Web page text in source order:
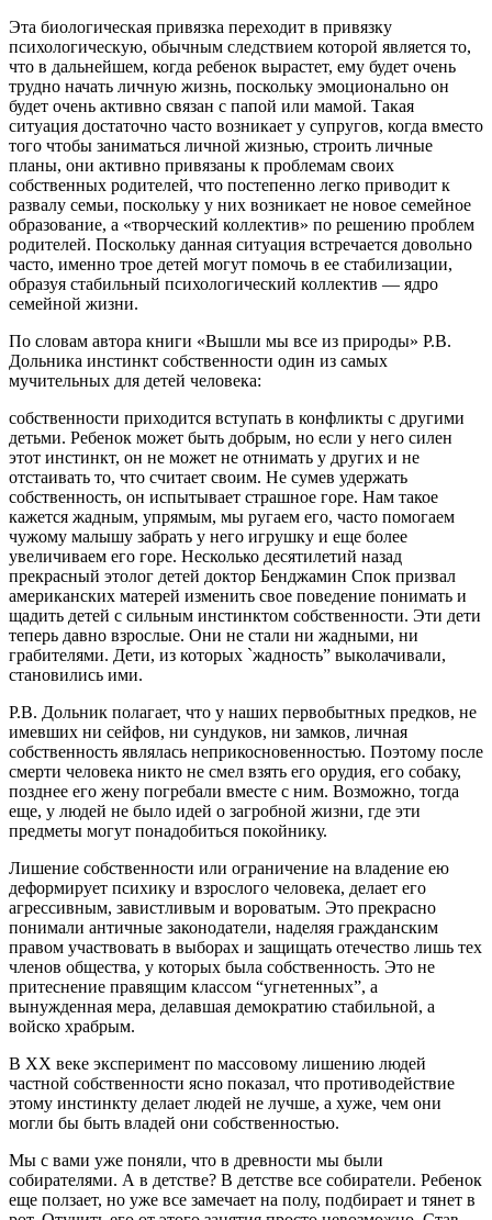
Эта биологическая привязка переходит в привязку
психологическую, обычным следствием которой является то,
что в дальнейшем, когда ребенок вырастет, ему будет очень
трудно начать личную жизнь, поскольку эмоционально он
будет очень активно связан с папой или мамой. Такая
ситуация достаточно часто возникает у супругов, когда вместо
того чтобы заниматься личной жизнью, строить личные
планы, они активно привязаны к проблемам своих
собственных родителей, что постепенно легко приводит к
развалу семьи, поскольку у них возникает не новое семейное
образование, а «творческий коллектив» по решению проблем
родителей. Поскольку данная ситуация встречается довольно
часто, именно трое детей могут помочь в ее стабилизации,
образуя стабильный психологический коллектив — ядро
семейной жизни.
По словам автора книги «Вышли мы все из природы» Р.В.
Дольника инстинкт собственности один из самых
мучительных для детей человека:
собственности приходится вступать в конфликты с другими
детьми. Ребенок может быть добрым, но если у него силен
этот инстинкт, он не может не отнимать у других и не
отстаивать то, что считает своим. Не сумев удержать
собственность, он испытывает страшное горе. Нам такое
кажется жадным, упрямым, мы ругаем его, часто помогаем
чужому малышу забрать у него игрушку и еще более
увеличиваем его горе. Несколько десятилетий назад
прекрасный этолог детей доктор Бенджамин Спок призвал
американских матерей изменить свое поведение понимать и
щадить детей с сильным инстинктом собственности. Эти дети
теперь давно взрослые. Они не стали ни жадными, ни
грабителями. Дети, из которых `жадность” выколачивали,
становились ими.
Р.В. Дольник полагает, что у наших первобытных предков, не
имевших ни сейфов, ни сундуков, ни замков, личная
собственность являлась неприкосновенностью. Поэтому после
смерти человека никто не смел взять его орудия, его собаку,
позднее его жену погребали вместе с ним. Возможно, тогда
еще, у людей не было идей о загробной жизни, где эти
предметы могут понадобиться покойнику.
Лишение собственности или ограничение на владение ею
деформирует психику и взрослого человека, делает его
агрессивным, завистливым и вороватым. Это прекрасно
понимали античные законодатели, наделяя гражданским
правом участвовать в выборах и защищать отечество лишь тех
членов общества, у которых была собственность. Это не
притеснение правящим классом “угнетенных”, а
вынужденная мера, делавшая демократию стабильной, а
войско храбрым.
В ХХ веке эксперимент по массовому лишению людей
частной собственности ясно показал, что противодействие
этому инстинкту делает людей не лучше, а хуже, чем они
могли бы быть владей они собственностью.
Мы с вами уже поняли, что в древности мы были
собирателями. А в детстве? В детстве все собиратели. Ребенок
еще ползает, но уже все замечает на полу, подбирает и тянет в